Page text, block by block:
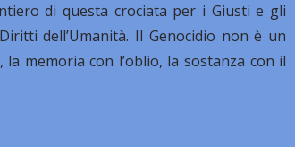
di questa crociata per i Giusti e gli
dell’Umanità. Il Genocidio non è un
memoria con l’oblio, la sostanza con il